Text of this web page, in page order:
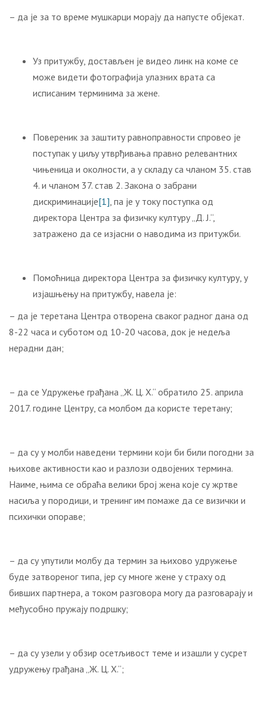
– да је за то време мушкарци морају да напусте објекат.
Уз притужбу, достављен је видео линк на коме се
може видети фотографија улазних врата са
исписаним терминима за жене.
Повереник за заштиту равноправности спровео је
поступак у циљу утврђивања правно релевантних
чињеница и околности, a у складу са чланом 35. став
4. и чланом 37. став 2. Закона о забрани
дискриминације[1], па је у току поступка од
директора Центра за физичку културу „Д. Ј.“,
затражено да се изјасни о наводима из притужби.
Помоћница директора Центра за физичку културу, у
изјашњењу на притужбу, навела је:
– да је теретана Центра отворена сваког радног дана од
8-22 часа и суботом од 10-20 часова, док је недеља
нерадни дан;
– да се Удружење грађана „Ж. Ц. Х.“ обратило 25. априла
2017. године Центру, са молбом да користе теретану;
– да су у молби наведени термини који би били погодни за
њихове активности као и разлози одвојених термина.
Наиме, њима се обраћа велики број жена које су жртве
насиља у породици, и тренинг им помаже да се визички и
психички опораве;
– да су упутили молбу да термин за њихово удружење
буде затвореног типа, јер су многе жене у страху од
бивших партнера, а током разговора могу да разговарају и
међусобно пружају подршку;
– да су узели у обзир осетљивост теме и изашли у сусрет
удружењу грађана „Ж. Ц. Х.“;